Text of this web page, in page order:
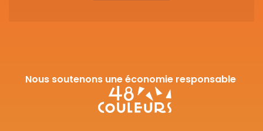
Nous soutenons une économie responsable